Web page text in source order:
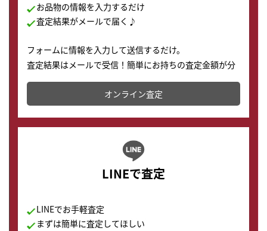
お品物の情報を入力するだけ
査定結果がメールで届く♪
フォームに情報を入力して送信するだけ。
査定結果はメールで受信！簡単にお持ちの査定金額が分
かります。
オンライン査定
LINEで査定
LINEでお手軽査定
まずは簡単に査定してほしい